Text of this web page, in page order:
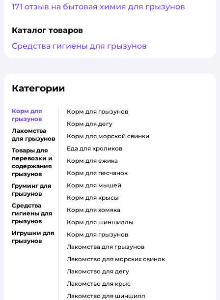
171 отзыв на бытовая химия для грызунов
Каталог товаров
Средства гигиены для грызунов
Категории
Корм для
грызунов
Лакомства
для грызунов
Товары для
перевозки и
содержания
грызунов
Груминг для
грызунов
Средства
гигиены для
грызунов
Игрушки для
грызунов
корм для грызунов
корм для дегу
корм для морской свинки
еда для кроликов
корм для ежика
корм для песчанок
корм для мышей
корм для крысы
корм для хомяка
корм для шиншиллы
корм для грызунов
лакомства для грызунов
лакомство для морских свинок
лакомство для дегу
лакомство для крыс
лакомство для шиншилл